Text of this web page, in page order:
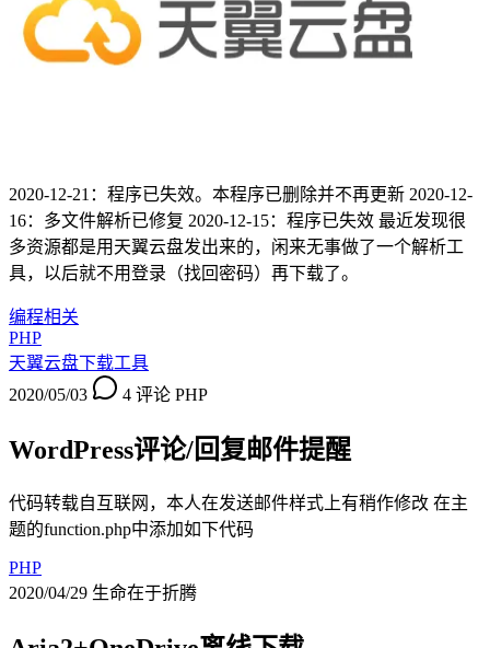
2020-12-21：程序已失效。本程序已删除并不再更新 2020-12-
16：多文件解析已修复 2020-12-15：程序已失效 最近发现很
多资源都是用天翼云盘发出来的，闲来无事做了一个解析工
具，以后就不用登录（找回密码）再下载了。
编程相关
PHP
天翼云盘下载工具
2020/05/03
4 评论 PHP
WordPress评论/回复邮件提醒
代码转载自互联网，本人在发送邮件样式上有稍作修改 在主
题的function.php中添加如下代码
PHP
2020/04/29 生命在于折腾